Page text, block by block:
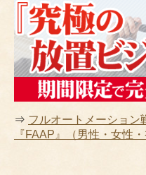
⇒ フルオートメーション
『FAAP』（男性・女性